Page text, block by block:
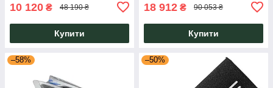
10 120 ₴ 48 190 ₴
Купити
18 912 ₴ 90 053 ₴
Купити
–58% –50%